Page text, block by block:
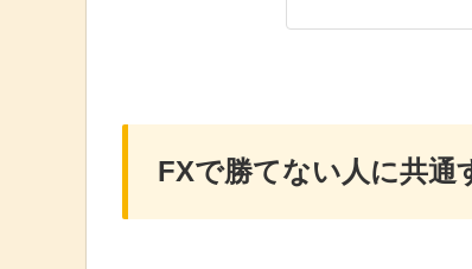
FXで勝てない人に共通